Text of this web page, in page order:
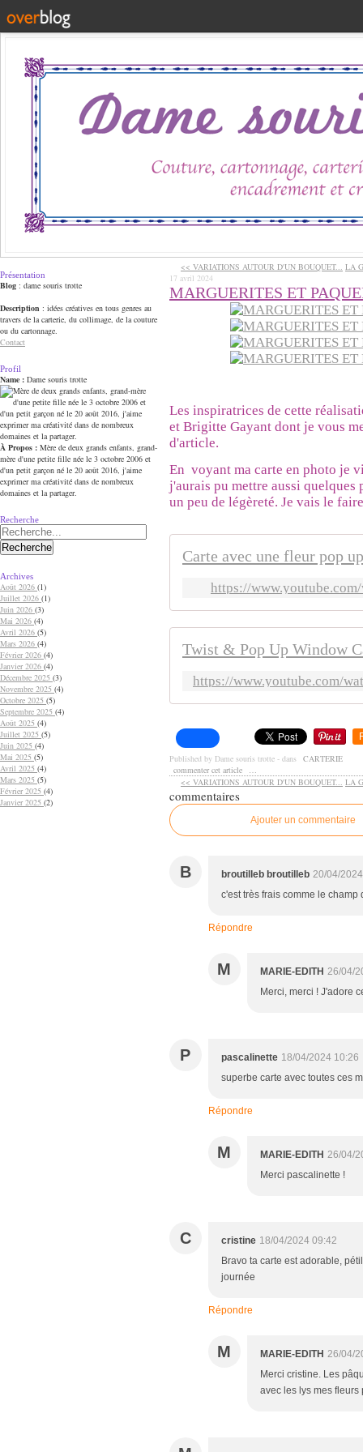
Présentation
Blog : dame souris trotte
Description : idées créatives en tous genres au
travers de la carterie, du collimage, de la couture
ou du cartonnage.
Contact
Profil
Name : Dame souris trotte
À Propos : Mère de deux grands enfants, grand-
mère d'une petite fille née le 3 octobre 2006 et
d'un petit garçon né le 20 août 2016, j'aime
exprimer ma créativité dans de nombreux
domaines et la partager.
Recherche
Archives
Août 2026 (1)
Juillet 2026 (1)
Juin 2026 (3)
Mai 2026 (4)
Avril 2026 (5)
Mars 2026 (4)
Février 2026 (4)
Janvier 2026 (4)
Décembre 2025 (3)
Novembre 2025 (4)
Octobre 2025 (5)
Septembre 2025 (4)
Août 2025 (4)
Juillet 2025 (5)
Juin 2025 (4)
Mai 2025 (5)
Avril 2025 (4)
Mars 2025 (5)
Février 2025 (4)
Janvier 2025 (2)
<< VARIATIONS AUTOUR D'UN BOUQUET... LA
17 avril 2024
MARGUERITES ET
Les inspiratrices de cette
et Brigitte Gayant dont je vous
d'article.
En voyant ma carte en photo je
j'aurais pu mettre aussi
un peu de légèreté. Je vais le
https://
https://www.youtube.com/
Published by Dame souris trotte - dans CARTERIE
commenter cet article
<< VARIATIONS AUTOUR D'UN BOUQUET...
LA
commentaires
Ajouter un commentaire
B broutilleb broutilleb 20/04/
c'est très frais comme le champ
Répondre
M MARIE-EDITH 26/04/
Merci, merci ! J'adore
P pascalinette 18/04/2024 10:26
superbe carte avec toutes ces
Répondre
M MARIE-EDITH 26/04/
Merci pascalinette !
C cristine 18/04/2024 09:42
Bravo ta carte est adorable,
journée
Répondre
M MARIE-EDITH 26/04/
Merci cristine. Les
avec les lys mes fleurs